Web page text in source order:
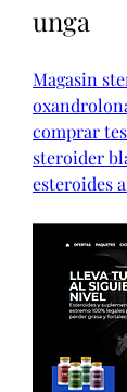
unga
Magasin
comprar
steroider
esteroides